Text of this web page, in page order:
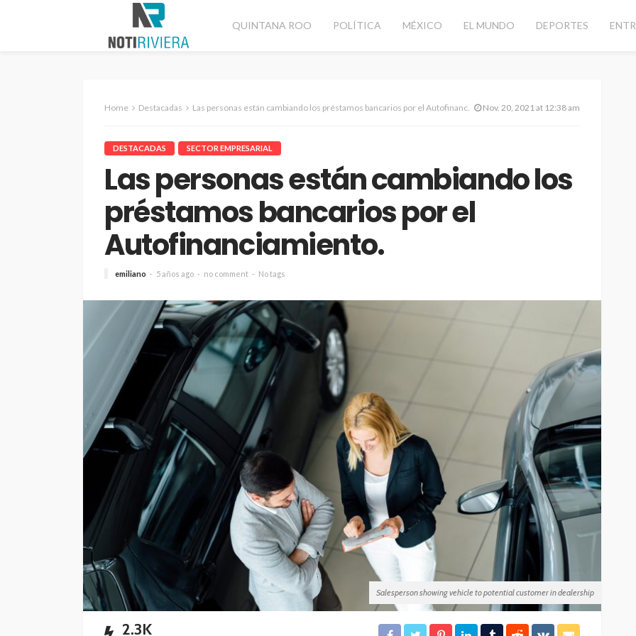
QUINTANA ROO POLÍTICA MÉXICO EL MUNDO DEPORTES
Home Destacadas Las personas están cambiando los préstamos bancarios por el Autofinanciamiento. Nov. 20, 2021 at 12:38 am
DESTACADAS SECTOR EMPRESARIAL
Las personas están cambiando los
préstamos bancarios por el
Autofinanciamiento.
emiliano 5 años ago no comment No tags
Salesperson showing vehicle to potential customer in dealership
2.3K
CANCÚN DESTACADAS
Impulsan simplificación
administrativa y
digitalización de trámites
Redacción 12 horas ago